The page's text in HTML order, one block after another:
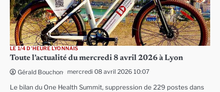
LE 1/4 D'HEURE LYONNAIS
Toute l’actualité du mercredi 8 avril 2026 à Lyon
Gérald Bouchon mercredi 08 avril 2026 10:07
Le bilan du One Health Summit, suppression de 229 postes dans